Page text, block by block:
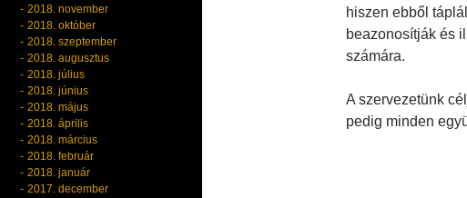
hiszen ebből
beazonosítják és
számára.
A szervezetünk
pedig minden
2018. november
2018. október
2018. szeptember
2018. augusztus
2018. július
2018. június
2018. május
2018. április
2018. március
2018. február
2018. január
2017. december